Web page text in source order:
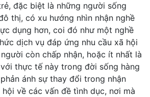
đặc biệt là những người sống
thị, có xu hướng nhìn nhận nghề
dụng hơn, coi đó như một nghề
dịch vụ đáp ứng nhu cầu xã hội
còn chấp nhận, hoặc ít nhất là
thực tế này trong đời sống hàng
ánh sự thay đổi trong nhận
về các vấn đề tình dục, nơi mà